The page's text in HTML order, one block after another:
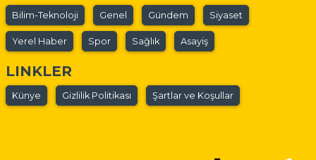
Bilim-Teknoloji Genel Gündem Siyaset
Yerel Haber Spor Sağlık Asayiş
LINKLER
Künye Gizlilik Politikası Şartlar ve Koşullar